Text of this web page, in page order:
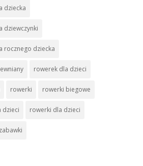
dziecka
dziewczynki
rocznego dziecka
rowerek dla dzieci
rowerki rowerki biegowe
dzieci rowerki dla dzieci
zabawki